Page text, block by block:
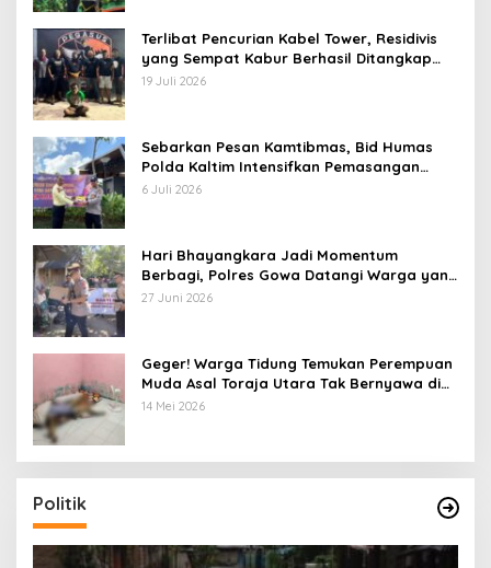
Terlibat Pencurian Kabel Tower, Residivis
yang Sempat Kabur Berhasil Ditangkap
Tim Gabungan di Jeneponto
19 Juli 2026
Sebarkan Pesan Kamtibmas, Bid Humas
Polda Kaltim Intensifkan Pemasangan
Spanduk serta Pembagian Stiker
6 Juli 2026
Hari Bhayangkara Jadi Momentum
Berbagi, Polres Gowa Datangi Warga yang
Membutuhkan
27 Juni 2026
Geger! Warga Tidung Temukan Perempuan
Muda Asal Toraja Utara Tak Bernyawa di
Kamar Kos
14 Mei 2026
Politik